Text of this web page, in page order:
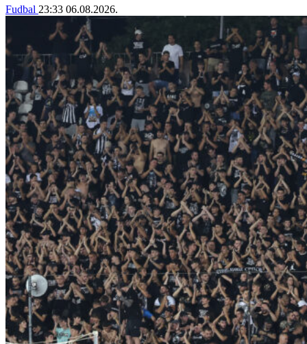
Fudbal 23:33 06.08.2026.